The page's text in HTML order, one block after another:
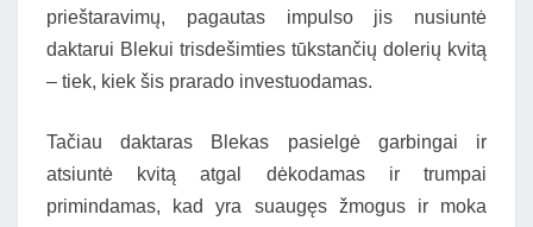
prieštaravimų, pagautas impulso jis nusiuntė
daktarui Blekui trisdešimties tūkstančių dolerių kvitą
– tiek, kiek šis prarado investuodamas.
Tačiau daktaras Blekas pasielgė garbingai ir
atsiuntė kvitą atgal dėkodamas ir trumpai
primindamas, kad yra suaugęs žmogus ir moka